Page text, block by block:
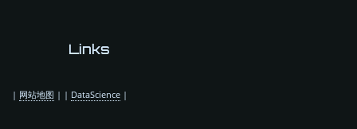
Links
| 网站地图 | | DataScience |